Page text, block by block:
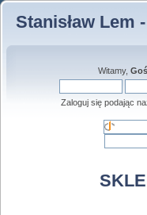
Stanisław Lem
Witamy,
Zaloguj się podając